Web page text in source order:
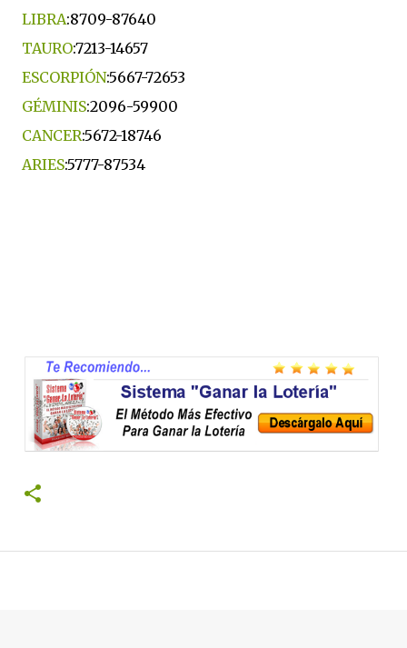
LIBRA:8709-87640
TAURO:7213-14657
ESCORPIÓN:5667-72653
GÉMINIS:2096-59900
CANCER:5672-18746
ARIES:5777-87534